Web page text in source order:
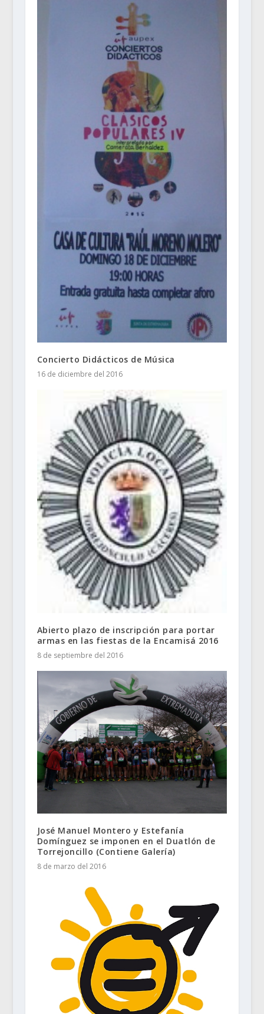
Concierto Didácticos de Música
16 de diciembre del 2016
Abierto plazo de inscripción para portar
armas en las fiestas de la Encamisá 2016
8 de septiembre del 2016
José Manuel Montero y Estefanía
Domínguez se imponen en el Duatlón de
Torrejoncillo (Contiene Galería)
8 de marzo del 2016